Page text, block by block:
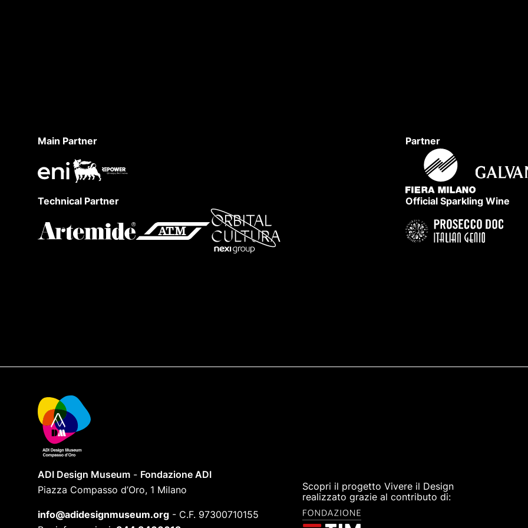
Main Partner Partner
Technical Partner Official Sparkling Wine
ADI Design Museum - Fondazione ADI
Piazza Compasso d’Oro, 1 Milano
info@adidesignmuseum.org - C.F. 97300710155
Scopri il progetto Vivere il Design
realizzato grazie al contributo di: